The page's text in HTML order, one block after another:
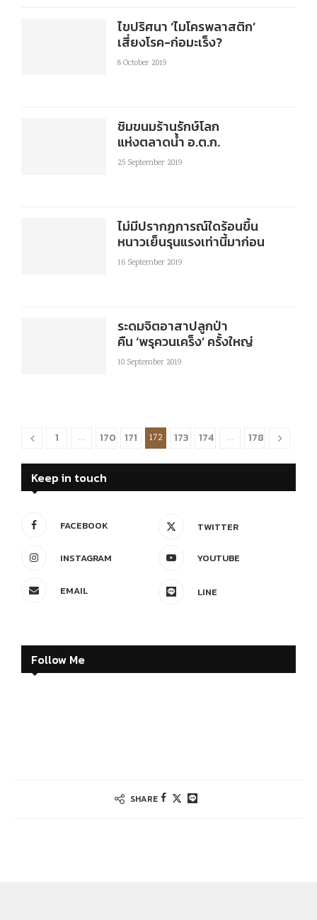
ไขปริศนา ‘ไมโครพลาสติก’
เสี่ยงโรค-ก่อมะเร็ง?
8 October 2019
ชิมขนมร้านรักษ์โลก
แห่งตลาดน้ำ อ.ต.ก.
25 September 2019
ไม่มีปรากฏการณ์ใดร้อนขึ้น
หนาวเย็นรุนแรงเท่านี้มาก่อน
16 September 2019
ระดมจิตอาสาปลูกป่า
คืน ‘พรุควนเคร็ง’ ครั้งใหญ่
10 September 2019
1 … 170 171 172 173 174 … 178
Keep in touch
FACEBOOK TWITTER
INSTAGRAM YOUTUBE
EMAIL LINE
Follow Me
SHARE